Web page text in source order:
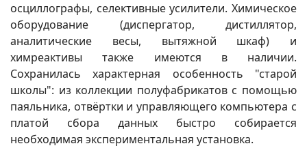
осциллографы, селективные усилители. Химическое
оборудование (диспергатор, дистиллятор,
аналитические весы, вытяжной шкаф) и
химреактивы также имеются в наличии.
Сохранилась характерная особенность "старой
школы": из коллекции полуфабрикатов с помощью
паяльника, отвёртки и управляющего компьютера с
платой сбора данных быстро собирается
необходимая экспериментальная установка.